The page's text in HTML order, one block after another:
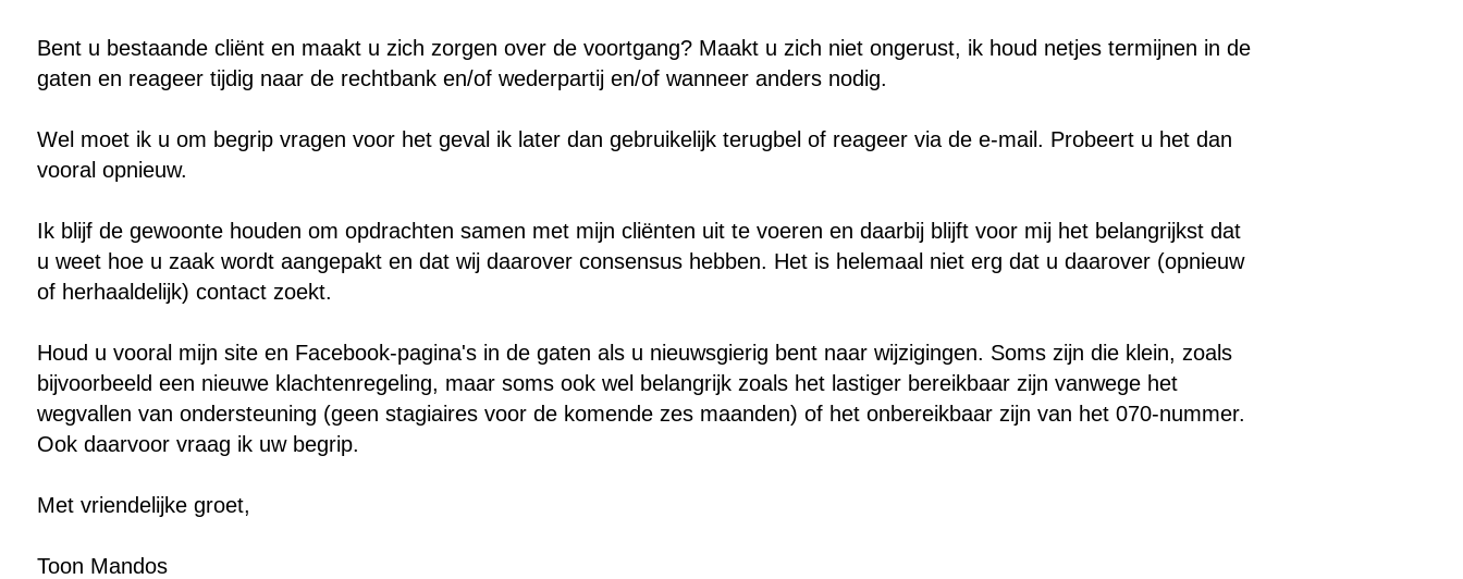
Bent u bestaande cliënt en maakt u zich zorgen over de voortgang? Maakt u zich niet ongerust, ik houd netjes termijnen in de
gaten en reageer tijdig naar de rechtbank en/of wederpartij en/of wanneer anders nodig.
Wel moet ik u om begrip vragen voor het geval ik later dan gebruikelijk terugbel of reageer via de e-mail. Probeert u het dan
vooral opnieuw.
Ik blijf de gewoonte houden om opdrachten samen met mijn cliënten uit te voeren en daarbij blijft voor mij het belangrijkst dat
u weet hoe u zaak wordt aangepakt en dat wij daarover consensus hebben. Het is helemaal niet erg dat u daarover (opnieuw
of herhaaldelijk) contact zoekt.
Houd u vooral mijn site en Facebook-pagina's in de gaten als u nieuwsgierig bent naar wijzigingen. Soms zijn die klein, zoals
bijvoorbeeld een nieuwe klachtenregeling, maar soms ook wel belangrijk zoals het lastiger bereikbaar zijn vanwege het
wegvallen van ondersteuning (geen stagiaires voor de komende zes maanden) of het onbereikbaar zijn van het 070-nummer.
Ook daarvoor vraag ik uw begrip.
Met vriendelijke groet,
Toon Mandos